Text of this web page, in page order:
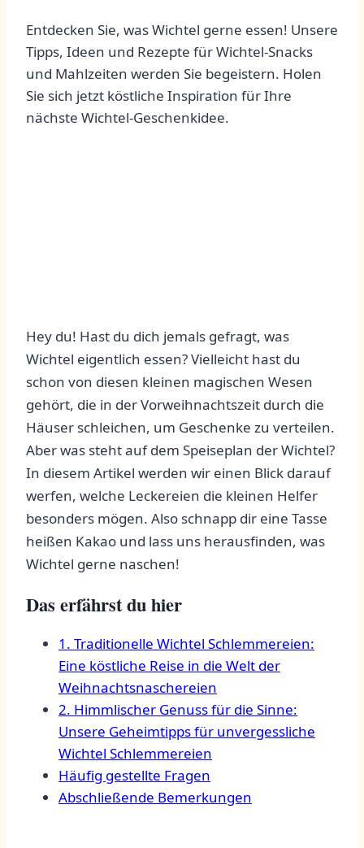
Entdecken Sie, was Wichtel gerne essen! Unsere
Tipps, Ideen und Rezepte für Wichtel-Snacks
und Mahlzeiten werden Sie begeistern. Holen
Sie sich jetzt köstliche Inspiration für Ihre
nächste Wichtel-Geschenkidee.
Hey du! Hast du dich jemals​ gefragt, was
Wichtel⁢ eigentlich essen? Vielleicht hast du
schon von diesen ⁢kleinen magischen Wesen
gehört, ‍die in der Vorweihnachtszeit durch die
Häuser schleichen, um Geschenke zu verteilen.
Aber was steht ​auf ‌dem ⁢Speiseplan der Wichtel?‍
In ⁣diesem Artikel⁢ werden⁢ wir⁢ einen Blick darauf
werfen, ⁤welche Leckereien‍ die kleinen Helfer
⁢besonders ‍mögen. Also​ schnapp dir eine Tasse
⁤heißen⁢ Kakao und lass uns‌ herausfinden, was
Wichtel gerne ⁣naschen!
Das erfährst ‌du hier
1. Traditionelle Wichtel Schlemmereien:
Eine köstliche Reise in ⁣die‌ Welt der
Weihnachtsnaschereien
2. Himmlischer ⁣Genuss für die⁢ Sinne:
⁣Unsere Geheimtipps für unvergessliche
Wichtel Schlemmereien
Häufig gestellte Fragen
Abschließende Bemerkungen